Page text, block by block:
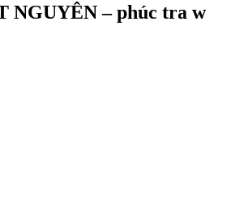
NGUYÊN – phúc tra w